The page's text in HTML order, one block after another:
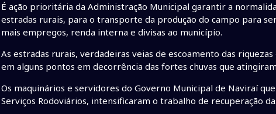
É ação prioritária da Administração Municipal garantir a
estradas rurais, para o transporte da produção do campo para
mais empregos, renda interna e divisas ao município.
As estradas rurais, verdadeiras veias de escoamento das
em alguns pontos em decorrência das fortes chuvas que
Os maquinários e servidores do Governo Municipal de Naviraí
Serviços Rodoviários, intensificaram o trabalho de recuperação